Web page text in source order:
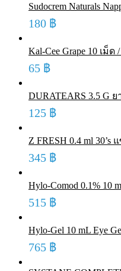
Sudocrem Naturals
180 ฿
Kal-Cee Grape 10 เ
65 ฿
DURATEARS 3.5 G
125 ฿
Z FRESH 0.4 ml
345 ฿
Hylo-Comod 0.1% 10
515 ฿
Hylo-Gel 10 mL Eye
765 ฿